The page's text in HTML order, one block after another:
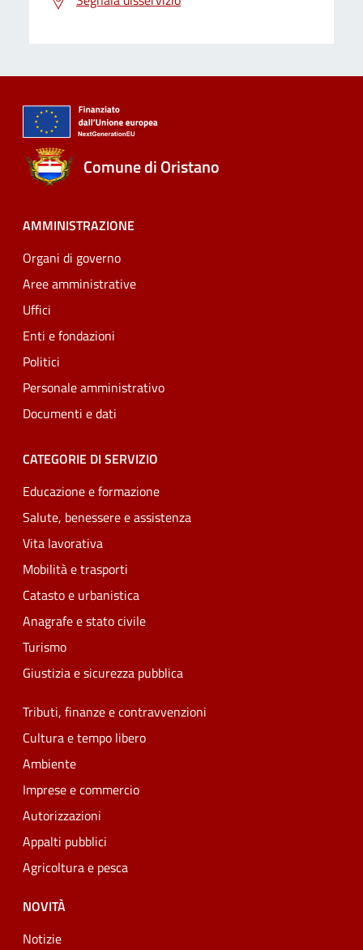
Comune di Oristano
AMMINISTRAZIONE
Organi di governo
Aree amministrative
Uffici
Enti e fondazioni
Politici
Personale amministrativo
Documenti e dati
CATEGORIE DI SERVIZIO
Educazione e formazione
Salute, benessere e assistenza
Vita lavorativa
Mobilità e trasporti
Catasto e urbanistica
Anagrafe e stato civile
Turismo
Giustizia e sicurezza pubblica
Tributi, finanze e contravvenzioni
Cultura e tempo libero
Ambiente
Imprese e commercio
Autorizzazioni
Appalti pubblici
Agricoltura e pesca
NOVITÀ
Notizie